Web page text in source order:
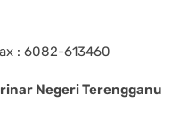
: 6082-613460
Negeri Terengganu